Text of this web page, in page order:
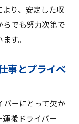
より、安定した収
らでも努力次第で
す。
事とプライベ
バーにとって欠か
搬ドライバー